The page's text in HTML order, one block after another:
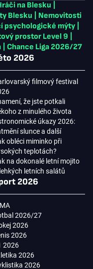
na Blesku
Blesku
Nemovitosti
psychologické mýty
prostor Level 9
Chance Liga 2026/27
2026
filmový festival
že jste potkali
z minulého života
úkazy 2026:
slunce a další
obléci miminko při
teplotách?
na dokonalé letní mojito
letních salátů
2026
2026/27
2026
2026
2026
2026
2026